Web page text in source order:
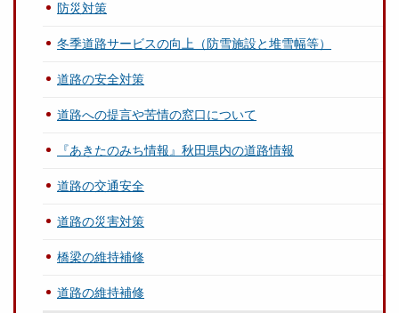
防災対策
冬季道路サービスの向上（防雪施設と堆雪幅等）
道路の安全対策
道路への提言や苦情の窓口について
『あきたのみち情報』秋田県内の道路情報
道路の交通安全
道路の災害対策
橋梁の維持補修
道路の維持補修